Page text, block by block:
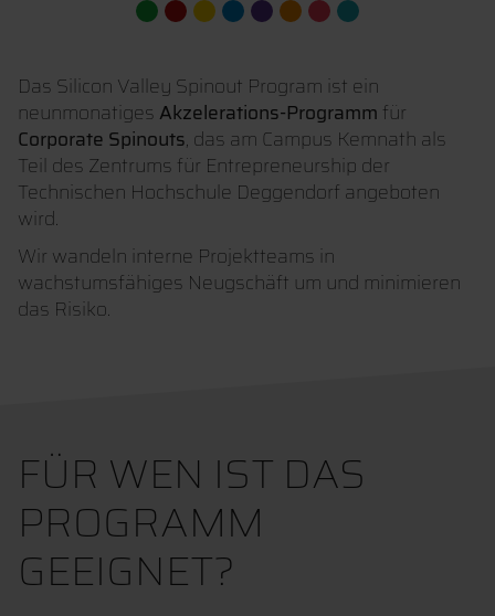
Das Silicon Valley Spinout Program ist ein
neunmonatiges Akzelerations-Programm für
Corporate Spinouts, das am Campus Kemnath als
Teil des Zentrums für Entrepreneurship der
Technischen Hochschule Deggendorf angeboten
wird.
Wir wandeln interne Projektteams in
wachstumsfähiges Neugschäft um und minimieren
das Risiko.
FÜR WEN IST DAS
PROGRAMM
GEEIGNET?